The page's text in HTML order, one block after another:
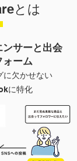
とは
ンサーと出会
ォーム
に欠かせない
に特化